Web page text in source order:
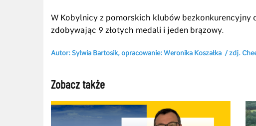
W Kobylnicy z pomorskich klubów bezkonkurencyjny
zdobywając 9 złotych medali i jeden brązowy.
Autor: Sylwia Bartosik, opracowanie: Weronika Koszałka / zdj.
Zobacz także